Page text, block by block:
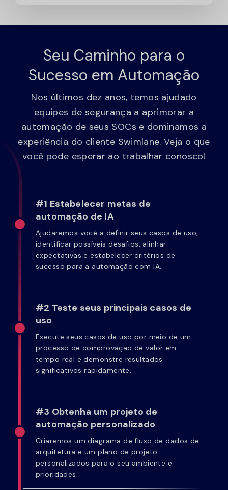
Seu Caminho para o
Sucesso em Automação
Nos últimos dez anos, temos ajudado
equipes de segurança a aprimorar a
automação de seus SOCs e dominamos a
experiência do cliente Swimlane. Veja o que
você pode esperar ao trabalhar conosco!
#1 Estabelecer metas de
automação de IA
Ajudaremos você a definir seus casos de uso,
identificar possíveis desafios, alinhar
expectativas e estabelecer critérios de
sucesso para a automação com IA.
#2 Teste seus principais casos de
uso
Execute seus casos de uso por meio de um
processo de comprovação de valor em
tempo real e demonstre resultados
significativos rapidamente.
#3 Obtenha um projeto de
automação personalizado
Criaremos um diagrama de fluxo de dados de
arquitetura e um plano de projeto
personalizados para o seu ambiente e
prioridades.